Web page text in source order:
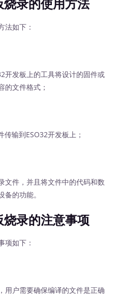
录的使用方法
如下：
发板上的工具将设计的固件或
的文件格式；
输到ESO32开发板上；
件，并且将文件中的代码和数
的功能。
录的注意事项
如下：
户需要确保编译的文件是正确